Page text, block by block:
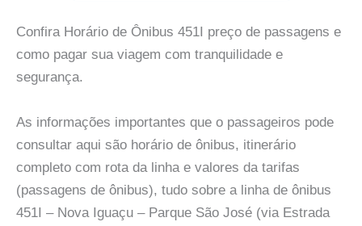
Confira Horário de Ônibus 451I preço de passagens e
como pagar sua viagem com tranquilidade e
segurança.
As informações importantes que o passageiros pode
consultar aqui são horário de ônibus, itinerário
completo com rota da linha e valores da tarifas
(passagens de ônibus), tudo sobre a linha de ônibus
451I – Nova Iguaçu – Parque São José (via Estrada